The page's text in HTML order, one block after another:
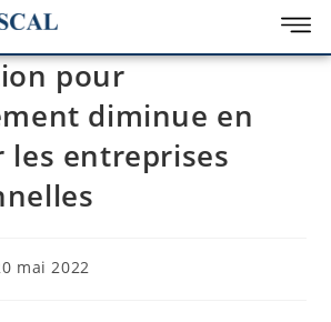
pour
diminue en
les entreprises
mai 2022